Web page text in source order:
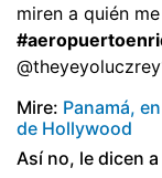
miren a quién me
Mire: Panamá,
de Hollywood
Así no, le dicen